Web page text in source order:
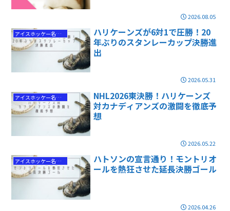
2026.08.05
アイスホッケー名勝負
ハリケーンズが6対1で圧勝！20
年ぶりのスタンレーカップ決勝進
出
2026.05.31
アイスホッケー名勝負
NHL2026東決勝！ハリケーンズ
対カナディアンズの激闘を徹底予
想
2026.05.22
アイスホッケー名勝負
ハトソンの宣言通り！モントリオ
ールを熱狂させた延長決勝ゴール
2026.04.26